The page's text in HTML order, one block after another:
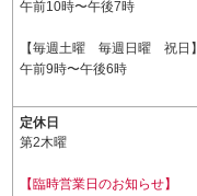
午前10時〜午後7時
【毎週土曜 毎週日曜 祝日】
午前9時〜午後6時
定休日
第2木曜
【臨時営業日のお知らせ】